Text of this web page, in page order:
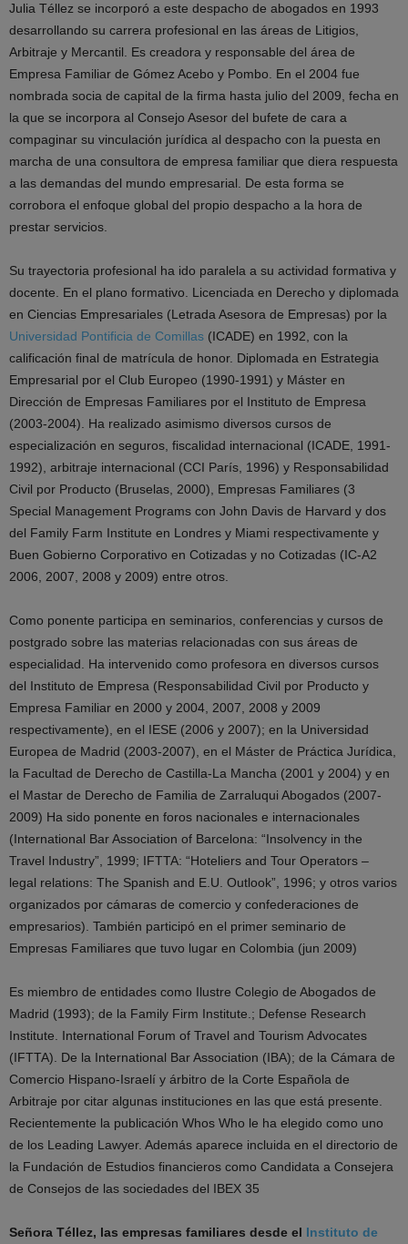
Julia Téllez se incorporó a este despacho de abogados en 1993
desarrollando su carrera profesional en las áreas de Litigios,
Arbitraje y Mercantil. Es creadora y responsable del área de
Empresa Familiar de Gómez Acebo y Pombo. En el 2004 fue
nombrada socia de capital de la firma hasta julio del 2009, fecha en
la que se incorpora al Consejo Asesor del bufete de cara a
compaginar su vinculación jurídica al despacho con la puesta en
marcha de una consultora de empresa familiar que diera respuesta
a las demandas del mundo empresarial. De esta forma se
corrobora el enfoque global del propio despacho a la hora de
prestar servicios.
Su trayectoria profesional ha ido paralela a su actividad formativa y
docente. En el plano formativo. Licenciada en Derecho y diplomada
en Ciencias Empresariales (Letrada Asesora de Empresas) por la
Universidad Pontificia de Comillas (ICADE) en 1992, con la
calificación final de matrícula de honor. Diplomada en Estrategia
Empresarial por el Club Europeo (1990-1991) y Máster en
Dirección de Empresas Familiares por el Instituto de Empresa
(2003-2004). Ha realizado asimismo diversos cursos de
especialización en seguros, fiscalidad internacional (ICADE, 1991-
1992), arbitraje internacional (CCI París, 1996) y Responsabilidad
Civil por Producto (Bruselas, 2000), Empresas Familiares (3
Special Management Programs con John Davis de Harvard y dos
del Family Farm Institute en Londres y Miami respectivamente y
Buen Gobierno Corporativo en Cotizadas y no Cotizadas (IC-A2
2006, 2007, 2008 y 2009) entre otros.
Como ponente participa en seminarios, conferencias y cursos de
postgrado sobre las materias relacionadas con sus áreas de
especialidad. Ha intervenido como profesora en diversos cursos
del Instituto de Empresa (Responsabilidad Civil por Producto y
Empresa Familiar en 2000 y 2004, 2007, 2008 y 2009
respectivamente), en el IESE (2006 y 2007); en la Universidad
Europea de Madrid (2003-2007), en el Máster de Práctica Jurídica,
la Facultad de Derecho de Castilla-La Mancha (2001 y 2004) y en
el Mastar de Derecho de Familia de Zarraluqui Abogados (2007-
2009) Ha sido ponente en foros nacionales e internacionales
(International Bar Association of Barcelona: “Insolvency in the
Travel Industry”, 1999; IFTTA: “Hoteliers and Tour Operators –
legal relations: The Spanish and E.U. Outlook”, 1996; y otros varios
organizados por cámaras de comercio y confederaciones de
empresarios). También participó en el primer seminario de
Empresas Familiares que tuvo lugar en Colombia (jun 2009)
Es miembro de entidades como Ilustre Colegio de Abogados de
Madrid (1993); de la Family Firm Institute.; Defense Research
Institute. International Forum of Travel and Tourism Advocates
(IFTTA). De la International Bar Association (IBA); de la Cámara de
Comercio Hispano-Israelí y árbitro de la Corte Española de
Arbitraje por citar algunas instituciones en las que está presente.
Recientemente la publicación Whos Who le ha elegido como uno
de los Leading Lawyer. Además aparece incluida en el directorio de
la Fundación de Estudios financieros como Candidata a Consejera
de Consejos de las sociedades del IBEX 35
Señora Téllez, las empresas familiares desde el Instituto de